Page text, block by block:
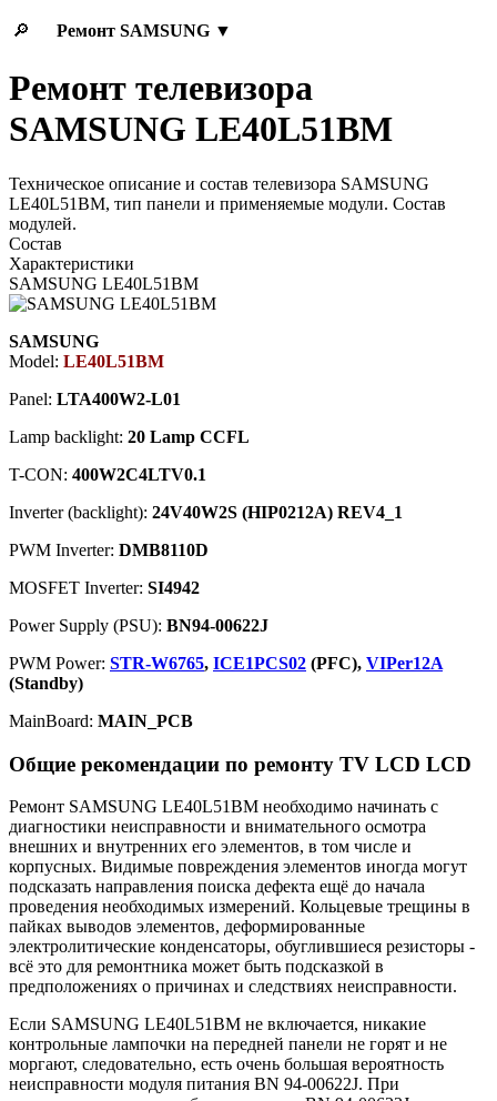
🔎 Ремонт SAMSUNG ▼
Ремонт телевизора
SAMSUNG LE40L51BM
Техническое описание и состав телевизора SAMSUNG
LE40L51BM, тип панели и применяемые модули. Состав
модулей.
Состав
Характеристики
SAMSUNG LE40L51BM
SAMSUNG
Model: LE40L51BM
Panel: LTA400W2-L01
Lamp backlight: 20 Lamp CCFL
T-CON: 400W2C4LTV0.1
Inverter (backlight): 24V40W2S (HIP0212A) REV4_1
PWM Inverter: DMB8110D
MOSFET Inverter: SI4942
Power Supply (PSU): BN94-00622J
PWM Power: STR-W6765, ICE1PCS02 (PFC), VIPer12A
(Standby)
MainBoard: MAIN_PCB
Общие рекомендации по ремонту TV LCD LCD
Ремонт SAMSUNG LE40L51BM необходимо начинать с
диагностики неисправности и внимательного осмотра
внешних и внутренних его элементов, в том числе и
корпусных. Видимые повреждения элементов иногда могут
подсказать направления поиска дефекта ещё до начала
проведения необходимых измерений. Кольцевые трещины в
пайках выводов элементов, деформированные
электролитические конденсаторы, обуглившиеся резисторы -
всё это для ремонтника может быть подсказкой в
предположениях о причинах и следствиях неисправности.
Если SAMSUNG LE40L51BM не включается, никакие
контрольные лампочки на передней панели не горят и не
моргают, следовательно, есть очень большая вероятность
неисправности модуля питания BN 94-00622J. При